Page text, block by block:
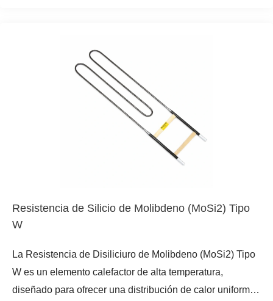
precisa a los contornos internos de hornos complejos. Es
una solución robusta para entornos que exigen
temperaturas de hasta 1850°C, ofreciendo una excelente
resistencia a la oxidación y una vida útil prolongada.
Como elemento calefactor de horno de alta temperatura
con diseño angular, es ideal para optimizar el espacio y
la uniformidad térmica en cámaras de calentamiento con
Resistencia de Silicio de Molibdeno (MoSi2) Tipo
W
La Resistencia de Disiliciuro de Molibdeno (MoSi2) Tipo
W es un elemento calefactor de alta temperatura,
diseñado para ofrecer una distribución de calor uniforme